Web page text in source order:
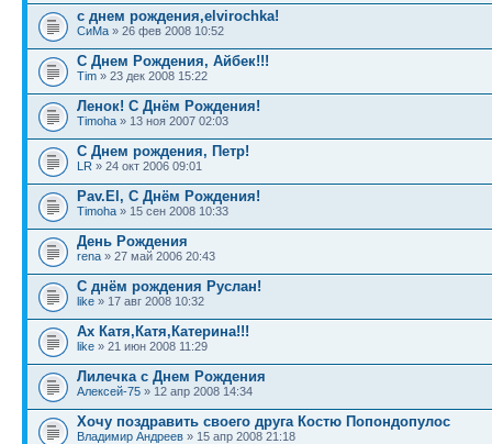
с днем рождения,elvirochka!
СиМа » 26 фев 2008 10:52
С Днем Рождения, Айбек!!!
Tim » 23 дек 2008 15:22
Ленок! С Днём Рождения!
Timoha » 13 ноя 2007 02:03
С Днем рождения, Петр!
LR » 24 окт 2006 09:01
Pav.El, С Днём Рождения!
Timoha » 15 сен 2008 10:33
День Рождения
rena » 27 май 2006 20:43
С днём рождения Руслан!
like » 17 авг 2008 10:32
Ах Катя,Катя,Катерина!!!
like » 21 июн 2008 11:29
Лилечка с Днем Рождения
Алексей-75 » 12 апр 2008 14:34
Хочу поздравить своего друга Костю Попондопулос
Владимир Андреев » 15 апр 2008 21:18